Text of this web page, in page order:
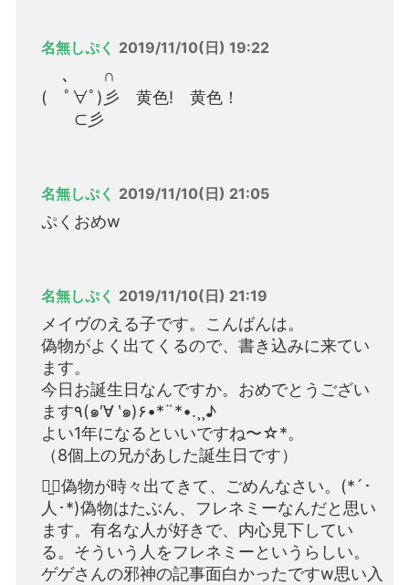
名無しぷく 2019/11/10(日) 19:22
､ ∩
( ﾟ∀ﾟ)彡 黄色! 黄色！
⊂彡
名無しぷく 2019/11/10(日) 21:05
ぷくおめw
名無しぷく 2019/11/10(日) 21:19
メイヴのえる子です。こんばんは。
偽物がよく出てくるので、書き込みに来てい
ます。
今日お誕生日なんですか。おめでとうござい
ます٩(๑′∀ ‵๑)۶•*¨*•.¸¸♪
よい1年になるといいですね〜☆*。
（8個上の兄があした誕生日です）
⠒̫⃝偽物が時々出てきて、ごめんなさい。(*´･
人･*)偽物はたぶん、フレネミーなんだと思い
ます。有名な人が好きで、内心見下してい
る。そういう人をフレネミーというらしい。
ゲゲさんの邪神の記事面白かったですw思い入